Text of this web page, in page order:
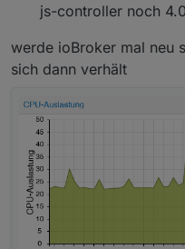
js-controller noch
werde ioBroker mal neu
sich dann verhält